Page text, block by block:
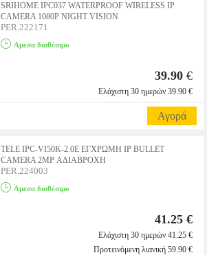
SRIHOME IPC037 WATERPROOF WIRELESS IP
CAMERA 1080P NIGHT VISION
PER.222171
Αμεσα διαθέσιμο
39.90 €
Ελάχιστη 30 ημερών 39.90 €
Αγορά
TELE IPC-VI50K-2.0E ΕΓΧΡΩΜΗ IP BULLET
CAMERA 2MP ΑΔΙΑΒΡΟΧΗ
PER.224003
Αμεσα διαθέσιμο
41.25 €
Ελάχιστη 30 ημερών 41.25 €
Προτεινόμενη λιανική 59.90 €